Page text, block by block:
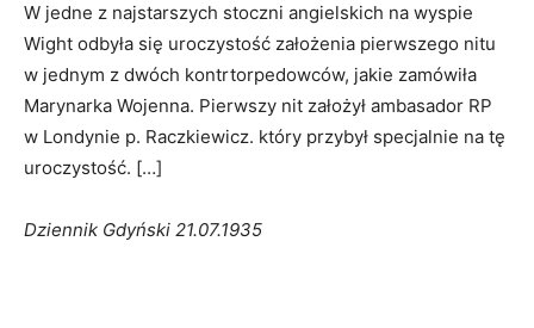
W jedne z najstarszych stoczni angielskich na wyspie
Wight odbyła się uroczystość założenia pierwszego nitu
w jednym z dwóch kontrtorpedowców, jakie zamówiła
Marynarka Wojenna. Pierwszy nit założył ambasador RP
w Londynie p. Raczkiewicz. który przybył specjalnie na tę
uroczystość. […]
Dziennik Gdyński 21.07.1935